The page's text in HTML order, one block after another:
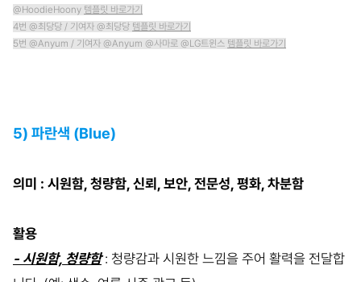
@HoodieHoony 템플릿 바로가기
4번 @최당당 / 기여자 @최당당 템플릿 바로가기​
5번 @Anyum / 기여자 @Anyum @사마로 @LG트윈스 템플릿 바로가기
5) 파란색 (Blue)
의미 : 시원함, 청량함, 신뢰, 보안, 전문성, 평화, 차분함
활용
- 시원함, 청량함: 청량감과 시원한 느낌을 주어 활력을 전달합